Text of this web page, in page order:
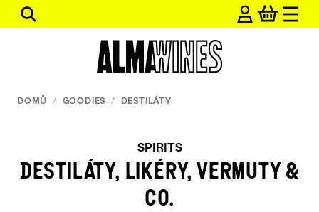
Přejít
Hledat
DOMŮ / GOODIES / DESTILÁTY
SPIRITS
DESTILÁTY, LIKÉRY, VERMUTY &
CO.